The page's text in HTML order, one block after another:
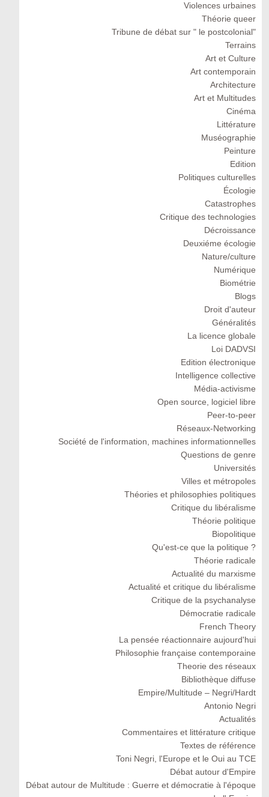
Violences urbaines
Théorie queer
Tribune de débat sur " le postcolonial"
Terrains
Art et Culture
Art contemporain
Architecture
Art et Multitudes
Cinéma
Littérature
Muséographie
Peinture
Edition
Politiques culturelles
Écologie
Catastrophes
Critique des technologies
Décroissance
Deuxiéme écologie
Nature/culture
Numérique
Biométrie
Blogs
Droit d'auteur
Généralités
La licence globale
Loi DADVSI
Edition électronique
Intelligence collective
Média-activisme
Open source, logiciel libre
Peer-to-peer
Réseaux-Networking
Société de l'information, machines informationnelles
Questions de genre
Universités
Villes et métropoles
Théories et philosophies politiques
Critique du libéralisme
Théorie politique
Biopolitique
Qu'est-ce que la politique ?
Théorie radicale
Actualité du marxisme
Actualité et critique du libéralisme
Critique de la psychanalyse
Démocratie radicale
French Theory
La pensée réactionnaire aujourd'hui
Philosophie française contemporaine
Theorie des réseaux
Bibliothèque diffuse
Empire/Multitude – Negri/Hardt
Antonio Negri
Actualités
Commentaires et littérature critique
Textes de référence
Toni Negri, l'Europe et le Oui au TCE
Débat autour d'Empire
Débat autour de Multitude : Guerre et démocratie à l'époque